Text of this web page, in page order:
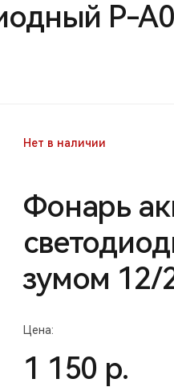
P-
Нет в наличии
Фонарь
зумом 12/
Цена:
1 150 р.